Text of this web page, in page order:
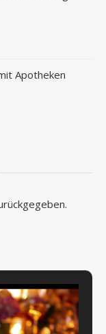
Apotheken